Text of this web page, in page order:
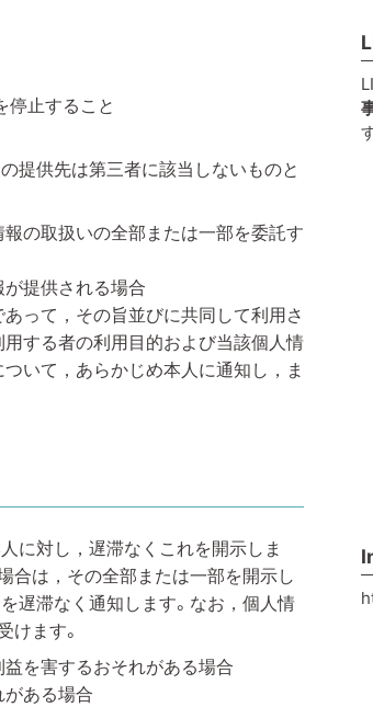
停止すること
提供先は第三者に該当しないものと
の取扱いの全部または一部を委託す
提供される場合
って，その旨並びに共同して利用さ
する者の利用目的および当該個人情
いて，あらかじめ本人に通知し，ま
に対し，遅滞なくこれを開示しま
合は，その全部または一部を開示し
遅滞なく通知します。なお，個人情
ます。
を害するおそれがある場合
ある場合